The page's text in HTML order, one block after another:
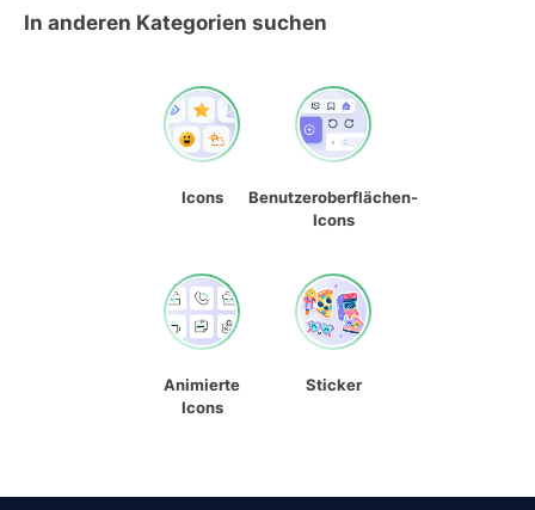
In anderen Kategorien suchen
Icons
Benutzeroberflächen-
Icons
Animierte
Icons
Sticker